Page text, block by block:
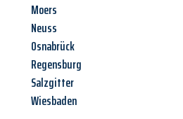
Moers
Neuss
Osnabrück
Regensburg
Salzgitter
Wiesbaden